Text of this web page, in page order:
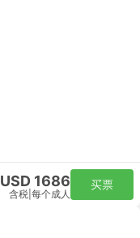
USD 1686
含税 每个成人
买票